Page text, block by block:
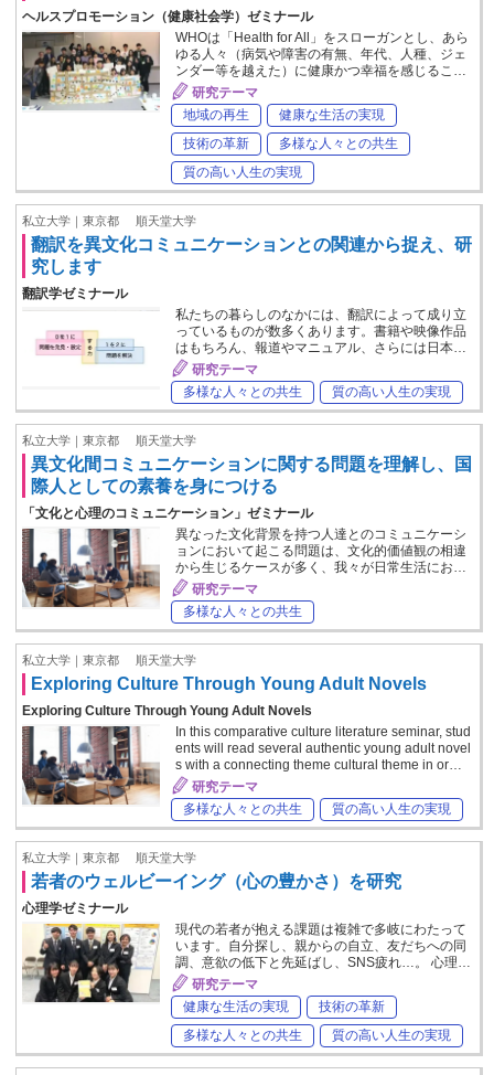
ヘルスプロモーション（健康社会学）ゼミナール
WHOは「Health for All」をスローガンとし、あら
ゆる人々（病気や障害の有無、年代、人種、ジェ
ンダー等を越えた）に健康かつ幸福を感じるこ…
研究テーマ
地域の再生
健康な生活の実現
技術の革新
多様な人々との共生
質の高い人生の実現
私立大学｜東京都 順天堂大学
翻訳を異文化コミュニケーションとの関連から捉え、研
究します
翻訳学ゼミナール
私たちの暮らしのなかには、翻訳によって成り立
っているものが数多くあります。書籍や映像作品
はもちろん、報道やマニュアル、さらには日本…
研究テーマ
多様な人々との共生
質の高い人生の実現
私立大学｜東京都 順天堂大学
異文化間コミュニケーションに関する問題を理解し、国
際人としての素養を身につける
「文化と心理のコミュニケーション」ゼミナール
異なった文化背景を持つ人達とのコミュニケーシ
ョンにおいて起こる問題は、文化的価値観の相違
から生じるケースが多く、我々が日常生活にお…
研究テーマ
多様な人々との共生
私立大学｜東京都 順天堂大学
Exploring Culture Through Young Adult Novels
Exploring Culture Through Young Adult Novels
In this comparative culture literature seminar, stud
ents will read several authentic young adult novel
s with a connecting theme cultural theme in or…
研究テーマ
多様な人々との共生
質の高い人生の実現
私立大学｜東京都 順天堂大学
若者のウェルビーイング（心の豊かさ）を研究
心理学ゼミナール
現代の若者が抱える課題は複雑で多岐にわたって
います。自分探し、親からの自立、友だちへの同
調、意欲の低下と先延ばし、SNS疲れ…。 心理…
研究テーマ
健康な生活の実現
技術の革新
多様な人々との共生
質の高い人生の実現